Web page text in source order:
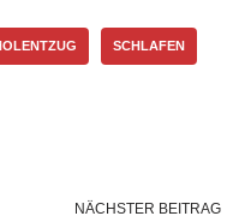
SCHLAFEN
NÄCHSTER BEITRAG